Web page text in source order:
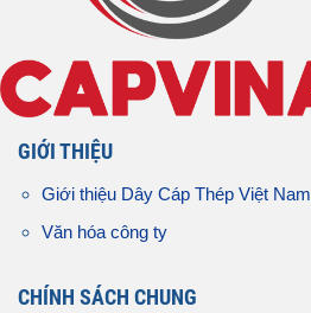
GIỚI THIỆU
Giới thiệu Dây Cáp Thép Việt Nam
Văn hóa công ty
CHÍNH SÁCH CHUNG